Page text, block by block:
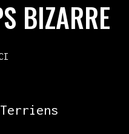
BIZARRE